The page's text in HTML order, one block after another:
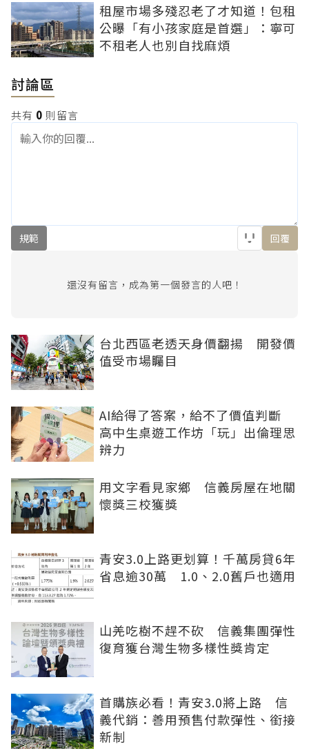
租屋市場多殘忍老了才知道！包租
公曝「有小孩家庭是首選」：寧可
不租老人也別自找麻煩
討論區
共有 0 則留言
規範 回覆
還沒有留言，成為第一個發言的人吧！
台北西區老透天身價翻揚 開發價
值受市場矚目
AI給得了答案，給不了價值判斷
高中生桌遊工作坊「玩」出倫理思
辨力
用文字看見家鄉 信義房屋在地關
懷獎三校獲獎
青安3.0上路更划算！千萬房貸6年
省息逾30萬 1.0、2.0舊戶也適用
山羌吃樹不趕不砍 信義集團彈性
復育獲台灣生物多樣性獎肯定
首購族必看！青安3.0將上路 信
義代銷：善用預售付款彈性、銜接
新制